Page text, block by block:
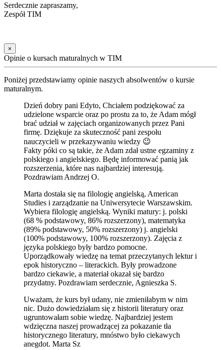
Serdecznie zapraszamy,
Zespół TIM
×
Opinie o kursach maturalnych w TIM
Poniżej przedstawiamy opinie naszych absolwentów o kursie
maturalnym.
Dzień dobry pani Edyto, Chciałem podziękować za
udzielone wsparcie oraz po prostu za to, że Adam mógł
brać udział w zajęciach organizowanych przez Pani
firmę. Dziękuje za skuteczność pani zespołu
nauczycieli w przekazywaniu wiedzy 😉
Fakty póki co są takie, że Adam zdał ustne egzaminy z
polskiego i angielskiego. Będę informować panią jak
rozszerzenia, które nas najbardziej interesują.
Pozdrawiam Andrzej O.
Marta dostała się na filologię angielską, American
Studies i zarządzanie na Uniwersytecie Warszawskim.
Wybiera filologię angielską. Wyniki matury: j. polski
(68 % podstawowy, 86% rozszerzony), matematyka
(89% podstawowy, 50% rozszerzony) j. angielski
(100% podstawowy, 100% rozszerzony). Zajęcia z
języka polskiego były bardzo pomocne.
Uporządkowały wiedzę na temat przeczytanych lektur i
epok historyczno – literackich. Były prowadzone
bardzo ciekawie, a materiał okazał się bardzo
przydatny. Pozdrawiam serdecznie, Agnieszka S.
Uważam, że kurs był udany, nie zmieniłabym w nim
nic. Dużo dowiedziałam się z historii literatury oraz
ugruntowałam sobie wiedzę. Najbardziej jestem
wdzięczna naszej prowadzącej za pokazanie tła
historycznego literatury, mnóstwo było ciekawych
anegdot. Marta Sz